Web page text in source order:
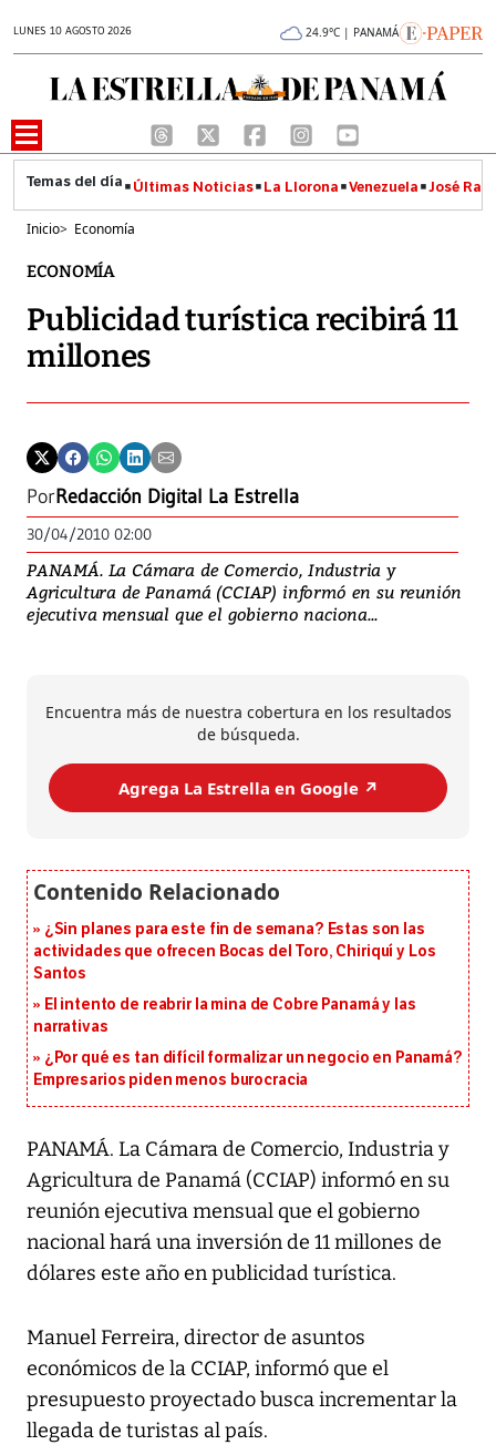
LUNES 10 AGOSTO 2026 24.9°C | PANAMÁ
Últimas Noticias La Llorona Venezuela José
Inicio> Economía
ECONOMÍA
Publicidad turística recibirá 11
millones
PorRedacción Digital La Estrella
30/04/2010 02:00
PANAMÁ. La Cámara de Comercio, Industria y
Agricultura de Panamá (CCIAP) informó en su reunión
ejecutiva mensual que el gobierno naciona...
Encuentra más de nuestra cobertura en los resultados
de búsqueda.
Agrega La Estrella en Google ↗️
¿Sin planes para este fin de semana? Estas son las
actividades que ofrecen Bocas del Toro, Chiriquí y Los
Santos
El intento de reabrir la mina de Cobre Panamá y las
narrativas
¿Por qué es tan difícil formalizar un negocio en Panamá?
Empresarios piden menos burocracia
PANAMÁ. La Cámara de Comercio, Industria y
Agricultura de Panamá (CCIAP) informó en su
reunión ejecutiva mensual que el gobierno
nacional hará una inversión de 11 millones de
dólares este año en publicidad turística.
Manuel Ferreira, director de asuntos
económicos de la CCIAP, informó que el
presupuesto proyectado busca incrementar la
llegada de turistas al país.